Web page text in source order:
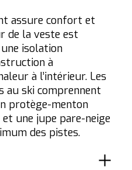
assure confort et
de la veste est
isolation
à
à l’intérieur. Les
au ski comprennent
protège-menton
une jupe pare-neige
des pistes.